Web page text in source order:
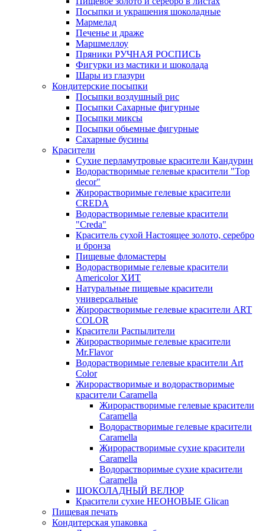
Посыпки и украшения шоколадные
Мармелад
Печенье и драже
Маршмеллоу
Пряники РУЧНАЯ РОСПИСЬ
Фигурки из мастики и шоколада
Шары из глазури
Кондитерские посыпки
Посыпки воздушный рис
Посыпки Сахарные фигурные
Посыпки миксы
Посыпки обьемные фигурные
Сахарные бусины
Красители
Сухие перламутровые красители Кандурин
Водорастворимые гелевые красители "Top
decor"
Жирорастворимые гелевые красители
CREDA
Водорастворимые гелевые красители
"Creda"
Краситель сухой Настоящее золото, серебро
и бронза
Пищевые фломастеры
Водорастворимые гелевые красители
Americolor ХИТ
Натуральные пищевые красители
универсальные
Жирорастворимые гелевые красители ART
COLOR
Красители Распылители
Жирорастворимые гелевые красители
Mr.Flavor
Водорастворимые гелевые красители Art
Color
Жирорастворимые и водорастворимые
красители Caramella
Жирорастворимые гелевые красители
Caramella
Водорастворимые гелевые красители
Caramella
Жирорастворимые сухие красители
Caramella
Водорастворимые сухие красители
Caramella
ШОКОЛАДНЫЙ ВЕЛЮР
Красители сухие НЕОНОВЫЕ Glican
Пищевая печать
Кондитерская упаковка